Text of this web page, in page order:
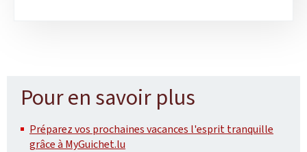
Pour en savoir plus
Préparez vos prochaines vacances l'esprit tranquille
grâce à MyGuichet.lu